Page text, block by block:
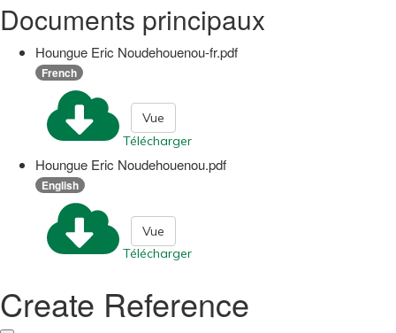
Documents principaux
Houngue Eric Noudehouenou-fr.pdf
French
Télécharger
Vue
Houngue Eric Noudehouenou.pdf
English
Télécharger
Vue
Create Reference